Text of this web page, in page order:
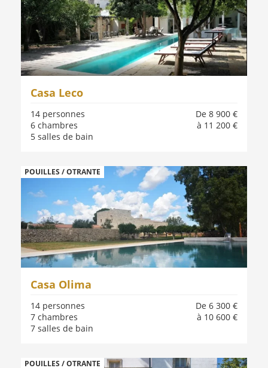
Casa Leco
De 8 900 €
à 11 200 €
14 personnes
6 chambres
5 salles de bain
POUILLES / OTRANTE
Casa Olima
De 6 300 €
à 10 600 €
14 personnes
7 chambres
7 salles de bain
POUILLES / OTRANTE